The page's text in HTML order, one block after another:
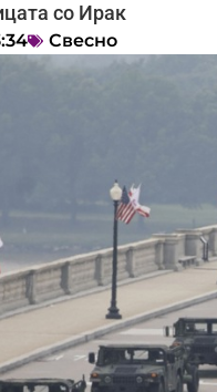
со Ирак
Свесно